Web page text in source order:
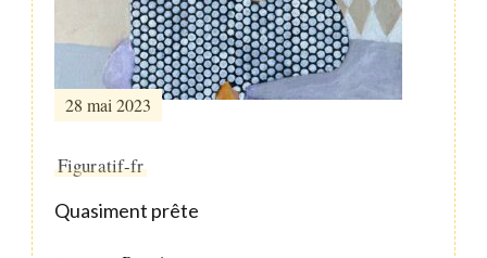
28 mai 2023
Figuratif-fr
Quasiment prête